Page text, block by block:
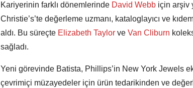
Kariyerinin farklı dönemlerinde David Webb için arşiv
Christie’s’te değerleme uzmanı, kataloglayıcı ve
aldı. Bu süreçte Elizabeth Taylor ve Van Cliburn
sağladı.
Yeni görevinde Batista, Phillips’in New York Jewels
çevrimiçi müzayedeler için ürün tedarikinden ve